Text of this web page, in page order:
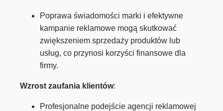
Poprawa świadomości marki i efektywne
kampanie reklamowe mogą skutkować
zwiększeniem sprzedaży produktów lub
usług, co przynosi korzyści finansowe dla
firmy.
Wzrost zaufania klientów:
Profesjonalne podejście agencji reklamowej